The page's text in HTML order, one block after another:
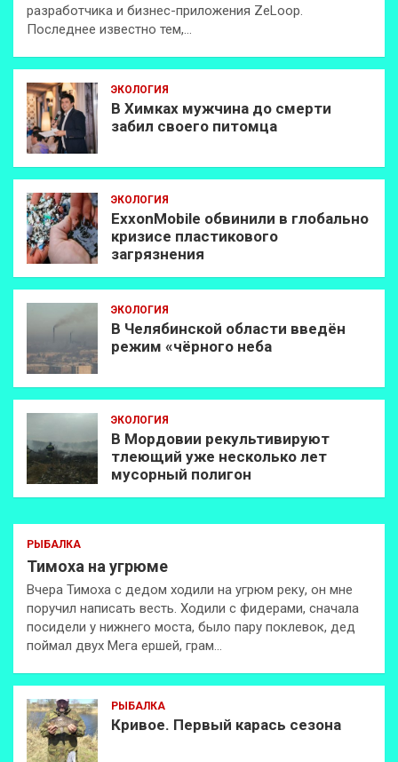
разработчика и бизнес-приложения ZeLoop.
Последнее известно тем,…
ЭКОЛОГИЯ
В Химках мужчина до смерти
забил своего питомца
ЭКОЛОГИЯ
ExxonMobilе обвинили в глобально
кризисе пластикового
загрязнения
ЭКОЛОГИЯ
В Челябинской области введён
режим «чёрного неба
ЭКОЛОГИЯ
В Мордовии рекультивируют
тлеющий уже несколько лет
мусорный полигон
РЫБАЛКА
Тимоха на угрюме
Вчера Тимоха с дедом ходили на угрюм реку, он мне
поручил написать весть. Ходили с фидерами, сначала
посидели у нижнего моста, было пару поклевок, дед
поймал двух Мега ершей, грам…
РЫБАЛКА
Кривое. Первый карась сезона